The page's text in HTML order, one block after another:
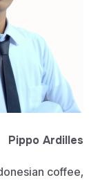
Pippo Ardilles
coffee,